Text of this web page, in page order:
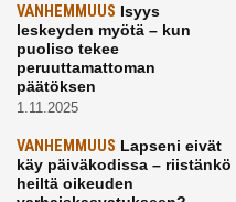
VANHEMMUUS Isyys
leskeyden myötä – kun
puoliso tekee
peruuttamattoman
päätöksen
1.11.2025
VANHEMMUUS Lapseni eivät
käy päiväkodissa – riistänkö
heiltä oikeuden